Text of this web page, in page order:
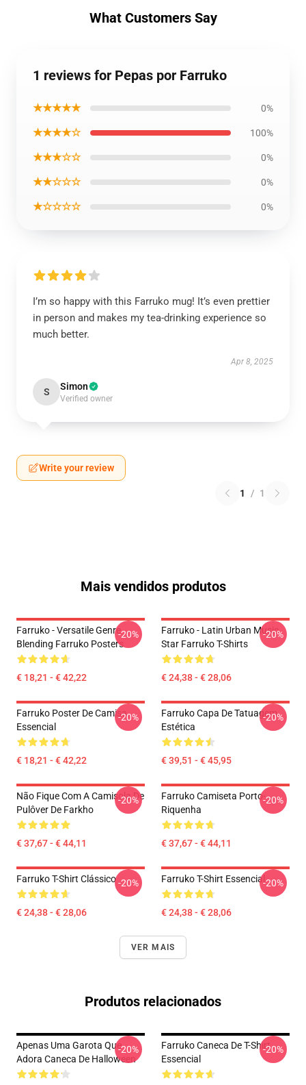
What Customers Say
1 reviews for Pepas por Farruko
★★★★★ 0%
★★★★☆ 100%
★★★☆☆ 0%
★★☆☆☆ 0%
★☆☆☆☆ 0%
I’m so happy with this Farruko mug! It’s even prettier
in person and makes my tea-drinking experience so
much better.
Apr 8, 2025
S Simon
Verified owner
Write your review
1 / 1
Mais vendidos produtos
Farruko - Versatile Genre
Blending Farruko Posters
€ 18,21 - € 42,22
-20%
Farruko - Latin Urban Music
Star Farruko T-Shirts
€ 24,38 - € 28,06
-20%
Farruko Poster De Camisa
Essencial
€ 18,21 - € 42,22
-20%
Farruko Capa De Tatuagem
Estética
€ 39,51 - € 45,95
-20%
Não Fique Com A Camisola De
Pulôver De Farkho
€ 37,67 - € 44,11
-20%
Farruko Camiseta Porto-
Riquenha
€ 37,67 - € 44,11
-20%
Farruko T-Shirt Clássico
€ 24,38 - € 28,06
-20% Farruko T-Shirt Essencial
€ 24,38 - € 28,06
-20%
VER MAIS
Produtos relacionados
Apenas Uma Garota Que
Adora Caneca De Halloween
-20%
Farruko Caneca De T-Shirt
Essencial
-20%